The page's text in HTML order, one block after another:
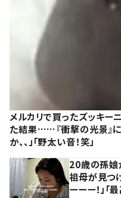
メルカリで買ったズッキ
た結果……『衝撃の光景』
か、、」「野太い音！笑」
20歳の孫娘
祖母が見つ
ーーー！」「